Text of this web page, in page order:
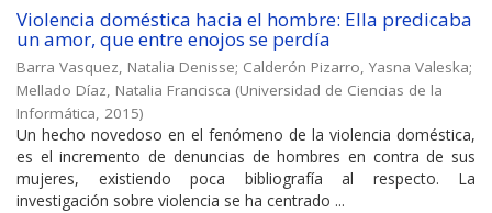
Violencia doméstica hacia el hombre: Ella predicaba
un amor, que entre enojos se perdía
Barra Vasquez, Natalia Denisse; Calderón Pizarro, Yasna Valeska;
Mellado Díaz, Natalia Francisca (Universidad de Ciencias de la
Informática, 2015)
Un hecho novedoso en el fenómeno de la violencia doméstica,
es el incremento de denuncias de hombres en contra de sus
mujeres, existiendo poca bibliografía al respecto. La
investigación sobre violencia se ha centrado ...